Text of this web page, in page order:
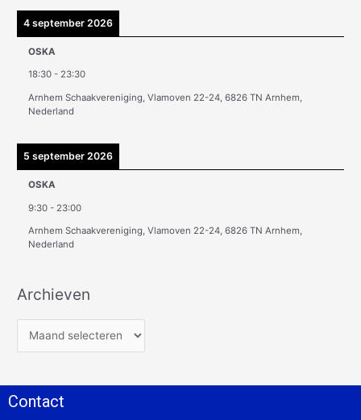
4 september 2026
OSKA
18:30 - 23:30
Arnhem Schaakvereniging, Vlamoven 22-24, 6826 TN Arnhem,
Nederland
5 september 2026
OSKA
9:30 - 23:00
Arnhem Schaakvereniging, Vlamoven 22-24, 6826 TN Arnhem,
Nederland
Archieven
Contact